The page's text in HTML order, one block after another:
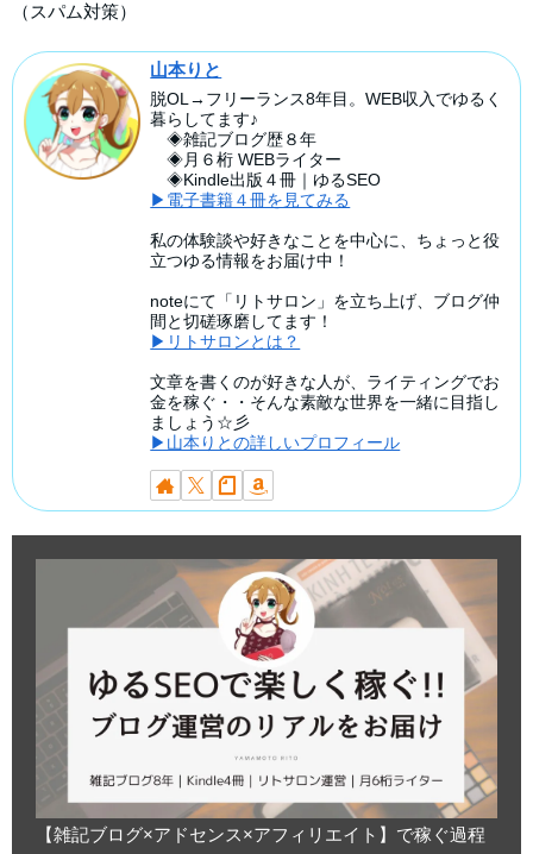
（スパム対策）
山本りと
脱OL→フリーランス8年目。WEB収入でゆるく
暮らしてます♪
◈雑記ブログ歴８年
◈月６桁 WEBライター
◈Kindle出版４冊｜ゆるSEO
▶電子書籍４冊を見てみる
私の体験談や好きなことを中心に、ちょっと役
立つゆる情報をお届け中！
noteにて「リトサロン」を立ち上げ、ブログ仲
間と切磋琢磨してます！
▶リトサロンとは？
文章を書くのが好きな人が、ライティングでお
金を稼ぐ・・そんな素敵な世界を一緒に目指し
ましょう☆彡
▶山本りとの詳しいプロフィール
【雑記ブログ×アドセンス×アフィリエイト】で稼ぐ過程